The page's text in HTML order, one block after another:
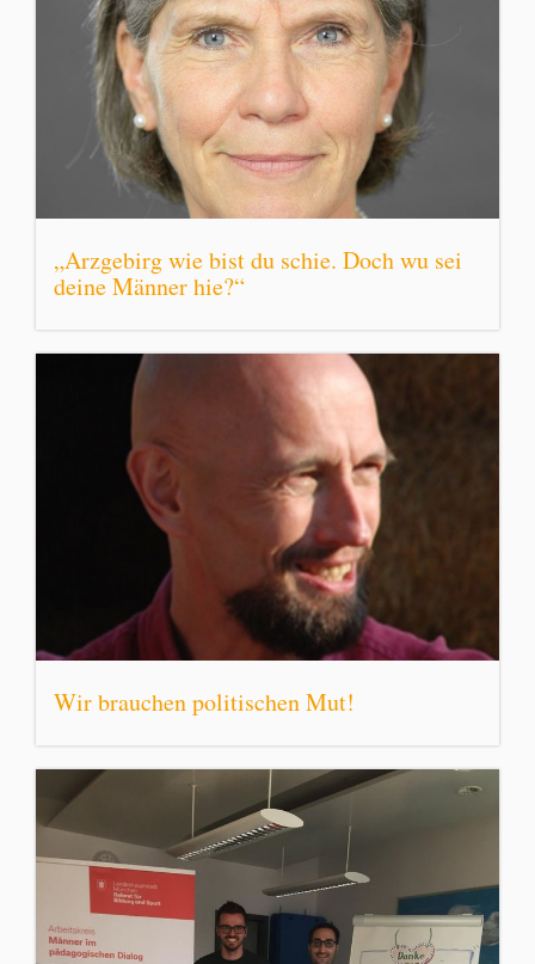
„Arzgebirg wie bist du schie. Doch wu sei
deine Männer hie?“
Wir brauchen politischen Mut!